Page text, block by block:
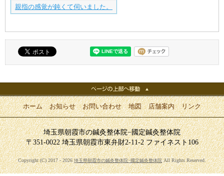
親指の感覚が鈍くて伺いました。
ホーム お知らせ お問い合わせ 地図 店舗案内 リンク
埼玉県朝霞市の鍼灸整体院−國定鍼灸整体院
〒351-0022 埼玉県朝霞市東弁財2-11-2 ファイネスト106
Copyright (C) 2017 - 2026埼玉県朝霞市の鍼灸整体院−國定鍼灸整体院All Rights Reserved.